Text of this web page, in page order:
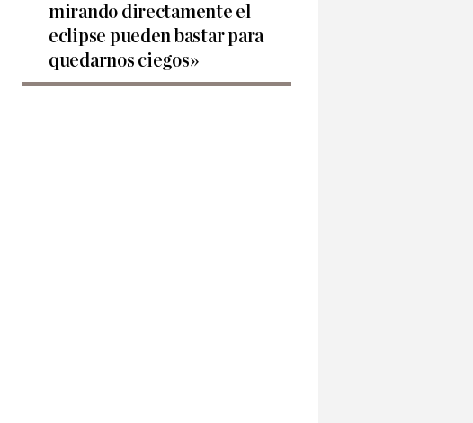
mirando directamente el
eclipse pueden bastar para
quedarnos ciegos»